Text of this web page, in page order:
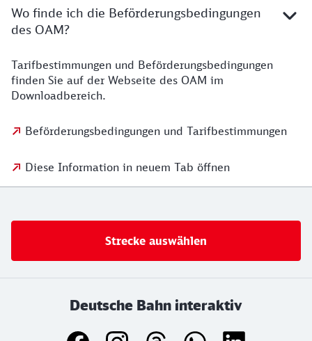
Wo finde ich die Beförderungsbedingungen
des OAM?
Tarifbestimmungen und Beförderungsbedingungen
finden Sie auf der Webseite des OAM im
Downloadbereich.
Beförderungsbedingungen und Tarifbestimmungen
Diese Information in neuem Tab öffnen
Strecke auswählen
Deutsche Bahn interaktiv